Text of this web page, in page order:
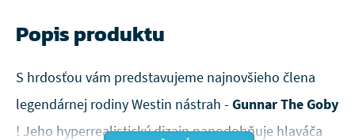
Popis produktu
S hrdosťou vám predstavujeme najnovšieho člena
legendárnej rodiny Westin nástrah - Gunnar The Goby
! Jeho hyperrealistický dizajn napodobňuje hlaváča